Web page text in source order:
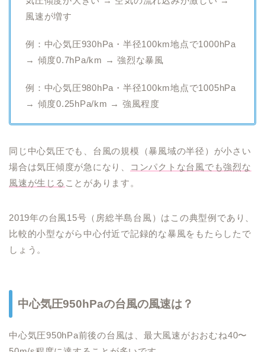
風速が増す
例：中心気圧930hPa・半径100km地点で1000hPa
→ 傾度0.7hPa/km → 強烈な暴風
例：中心気圧980hPa・半径100km地点で1005hPa
→ 傾度0.25hPa/km → 強風程度
同じ中心気圧でも、台風の規模（暴風域の半径）が小さい
場合は気圧傾度が急になり、
コンパクトな台風でも強烈な
風速が生じる ことがあります。
2019年の台風15号（房総半島台風）はこの典型例であり、
比較的小型ながら中心付近で記録的な暴風をもたらしたで
しょう。
中心気圧950hPaの台風の風速は？
中心気圧950hPa前後の台風は、最大風速がおおむね40〜